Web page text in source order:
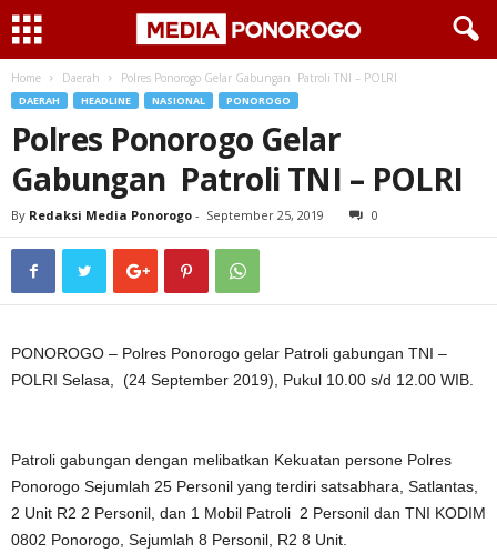
Home Daerah Polres Ponorogo Gelar Gabungan Patroli TNI – POLRI
DAERAH HEADLINE NASIONAL PONOROGO
Polres Ponorogo Gelar
Gabungan Patroli TNI – POLRI
By Redaksi Media Ponorogo - September 25, 2019 0
PONOROGO – Polres Ponorogo gelar Patroli gabungan TNI –
POLRI Selasa, (24 September 2019), Pukul 10.00 s/d 12.00 WIB.
Patroli gabungan dengan melibatkan Kekuatan persone Polres
Ponorogo Sejumlah 25 Personil yang terdiri satsabhara, Satlantas,
2 Unit R2 2 Personil, dan 1 Mobil Patroli 2 Personil dan TNI KODIM
0802 Ponorogo, Sejumlah 8 Personil, R2 8 Unit.